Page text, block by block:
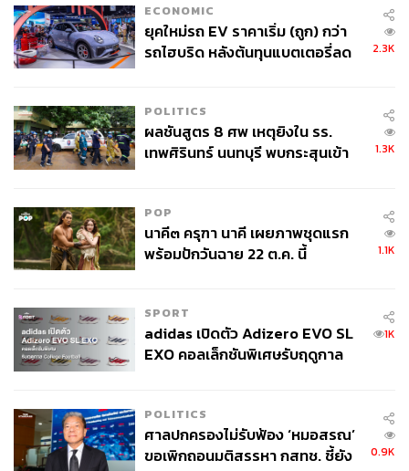
ECONOMIC
ยุคใหม่รถ EV ราคาเริ่ม (ถูก) กว่า
รถไฮบริด หลังต้นทุนแบตเตอรี่ลด
2.3K
POLITICS
ผลชันสูตร 8 ศพ เหตุยิงใน รร.
เทพศิรินทร์ นนทบุรี พบกระสุนเข้า
1.3K
POP
นาคี๓ ครุฑา นาคี เผยภาพชุดแรก
พร้อมปักวันฉาย 22 ต.ค. นี้
1.1K
SPORT
adidas เปิดตัว Adizero EVO SL
EXO คอลเล็กชันพิเศษรับฤดูกาล
1K
POLITICS
ศาลปกครองไม่รับฟ้อง ‘หมอสรณ’
ขอเพิกถอนมติสรรหา กสทช. ชี้ยัง
0.9K